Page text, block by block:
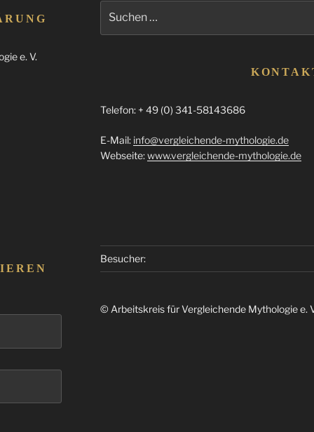
e. V.
nach:
Telefon: + 49 (0) 341-58143686
E-Mail: info@vergleichende-mythologie.de
Webseite:www.vergleichende-mythologie.de
Besucher:
© Arbeitskreis für Vergleichende Mythologie e.